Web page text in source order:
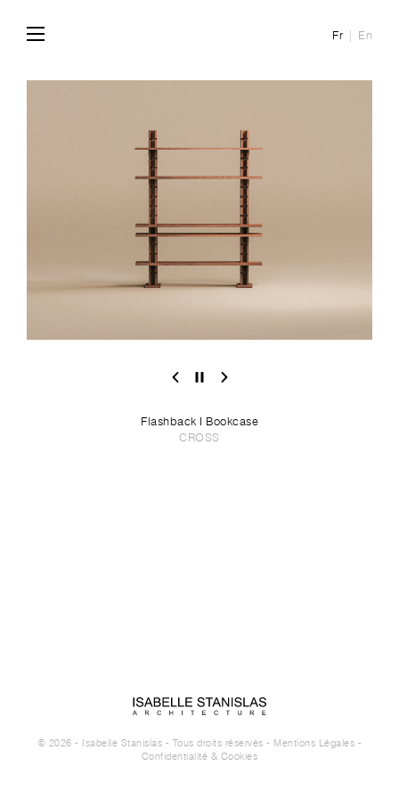
Fr En
Flashback I Bookcase
CROSS
© 2026 - Isabelle Stanislas - Tous droits réservés - Mentions Légales -
Confidentialité & Cookies